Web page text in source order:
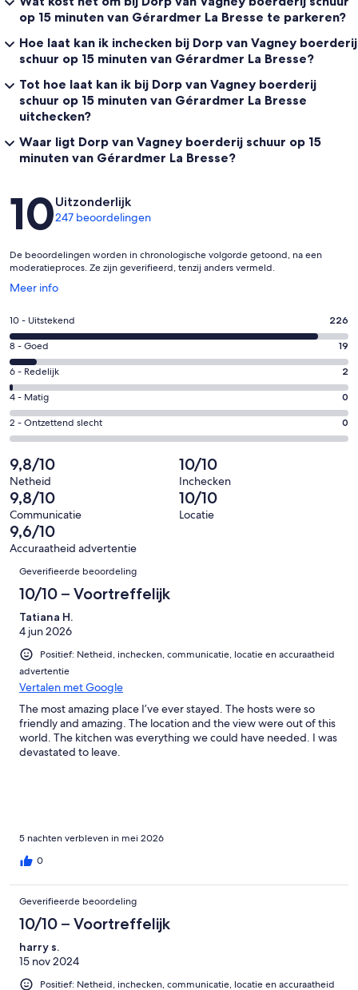
op 15 minuten van Gérardmer La Bresse te parkeren?
Hoe laat kan ik inchecken bij Dorp van Vagney boerderij
schuur op 15 minuten van Gérardmer La Bresse?
Tot hoe laat kan ik bij Dorp van Vagney boerderij
schuur op 15 minuten van Gérardmer La Bresse
uitchecken?
Waar ligt Dorp van Vagney boerderij schuur op 15
minuten van Gérardmer La Bresse?
Beoordelingen
10Uitzonderlijk
247 beoordelingen
De beoordelingen worden in chronologische volgorde getoond, na een
moderatieproces. Ze zijn geverifieerd, tenzij anders vermeld.
Meer info
Opent
een
nieuw
venster
Gastenscore:
10
-
Uitstekend.
226
van
247
beoordelingen
10 - Uitstekend 226
Gastenscore:
8
-
Goed.
19
van
beoordelingen
8 - Goed 19
Gastenscore:
6
-
Redelijk.
2
van
247
beoordelingen
6 - Redelijk 2
Gastenscore:
4
-
0
van
247
beoordelingen
4 - Matig 0
Gastenscore:
2
-
Ontzettend
slecht.
0
van
247
2 - Ontzettend slecht 0
9,8/10
Netheid
10/10
Inchecken
9,8/10
Communicatie
10/10
Locatie
9,6/10
Accuraatheid advertentie
Beoordelingen
Geverifieerde beoordeling
10/10 – Voortreffelijk
Tatiana H.
4 jun 2026
Positief: Netheid, inchecken, communicatie, locatie en accuraatheid
advertentie
Vertalen met Google
The most amazing place I’ve ever stayed. The hosts were so
friendly and amazing. The location and the view were out of this
world. The kitchen was everything we could have needed. I was
devastated to leave.
5 nachten verbleven in mei 2026
0
Geverifieerde beoordeling
10/10 – Voortreffelijk
harry s.
15 nov 2024
Positief: Netheid, inchecken, communicatie, locatie en accuraatheid